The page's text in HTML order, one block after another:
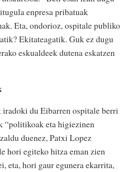
enpresa pribatuak
Eta, ondorioz, ospitale publiko
Ekitateagatik. Guk ez dugu
eskualdeek dutena eskatzen
iradoki du Eibarren ospitale berri
“politikoak eta higiezinen
duenez, Patxi Lopez
hori egiteko hitza eman zien
eta, hori gaur egunera ekarrita,